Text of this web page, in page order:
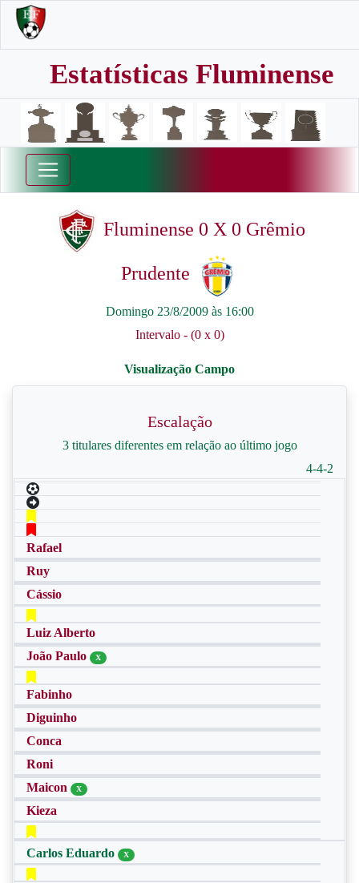
Estatísticas Fluminense
Fluminense 0 X 0 Grêmio
Prudente
Domingo 23/8/2009 às 16:00
Intervalo - (0 x 0)
Escalação
3 titulares diferentes em relação ao último jogo
4-4-2
Rafael
Ruy
Cássio
Luiz Alberto
João Paulo
X
Fabinho
Diguinho
Conca
Roni
Maicon
X
Kieza
Carlos Eduardo X